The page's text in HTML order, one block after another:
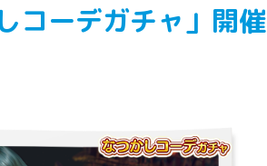
コーデガチャ」開催